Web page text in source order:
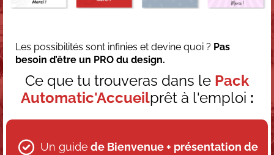
Les possibilités sont infinies et devine quoi ? Pas
besoin d’être un PRO du design.
Ce que tu trouveras dans le Pack
Automatic'Accueilprêt à l'emploi :
Un guide de Bienvenue + présentation de